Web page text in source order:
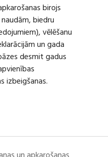
birojs
biedru
vēlēšanu
un gada
desmit gadus
izbeigšanas.